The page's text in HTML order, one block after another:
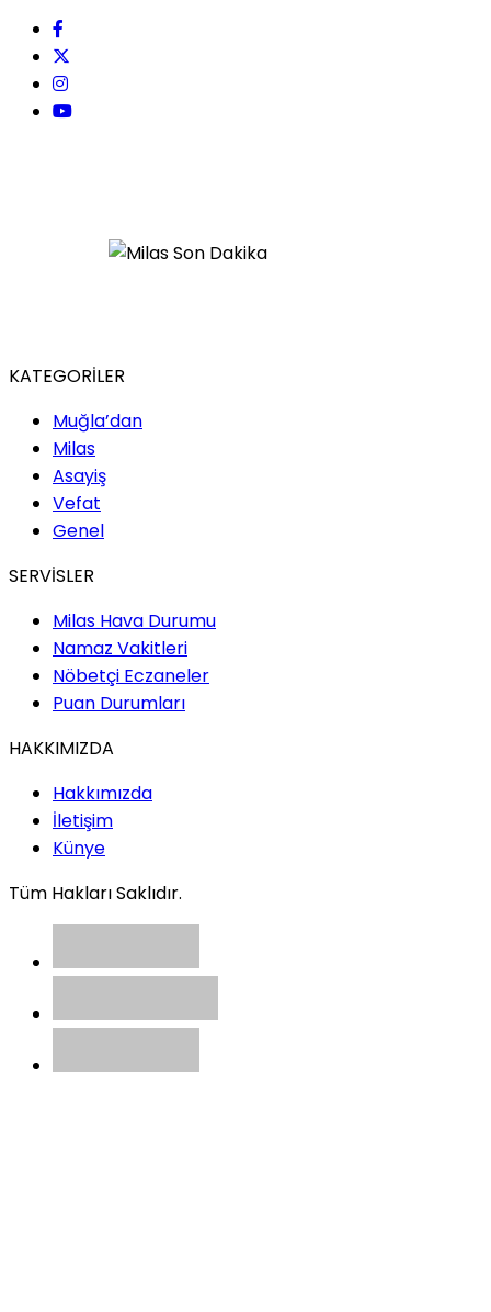
KATEGORİLER
Muğla’dan
Milas
Asayiş
Vefat
Genel
SERVİSLER
Milas Hava Durumu
Namaz Vakitleri
Nöbetçi Eczaneler
Puan Durumları
HAKKIMIZDA
Hakkımızda
İletişim
Künye
Tüm Hakları Saklıdır.